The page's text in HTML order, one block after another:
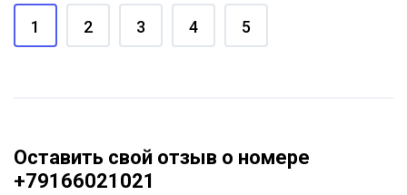
1 2 3 4 5
Оставить свой отзыв о номере
+79166021021